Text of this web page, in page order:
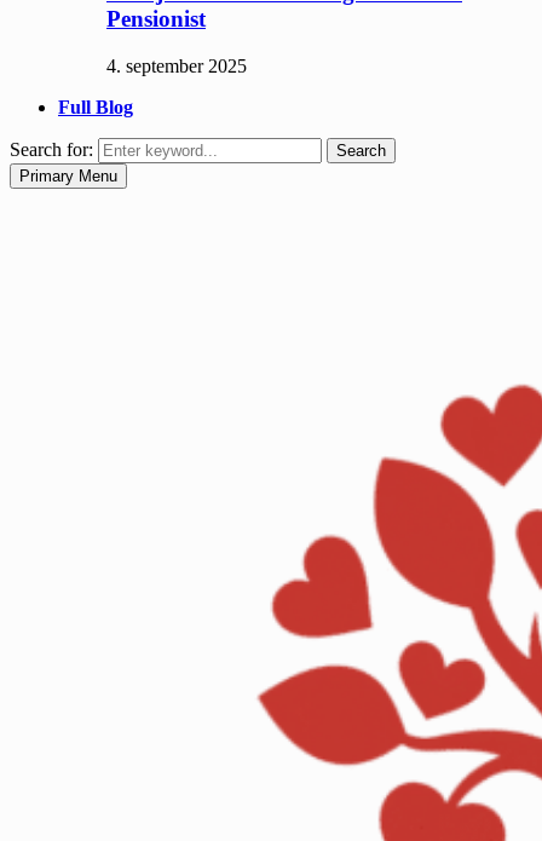
Pensionist
4. september 2025
Full Blog
Search for:
Search
Primary Menu